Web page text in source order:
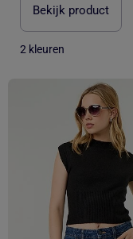
Bekijk product
2 kleuren